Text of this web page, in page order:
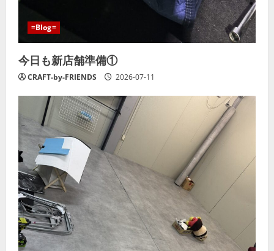
=Blog=
今日も新店舗準備①
CRAFT-by-FRIENDS 2026-07-11